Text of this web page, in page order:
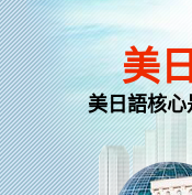
美
美日語核心